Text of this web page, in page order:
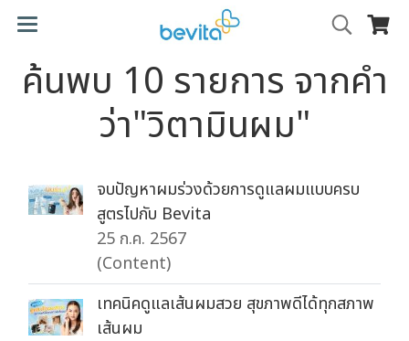
ค้นพบ 10 รายการ จากคำ
ว่า"วิตามินผม"
จบปัญหาผมร่วงด้วยการดูแลผมแบบครบ
สูตรไปกับ Bevita
25 ก.ค. 2567
(Content)
เทคนิคดูแลเส้นผมสวย สุขภาพดีได้ทุกสภาพ
เส้นผม